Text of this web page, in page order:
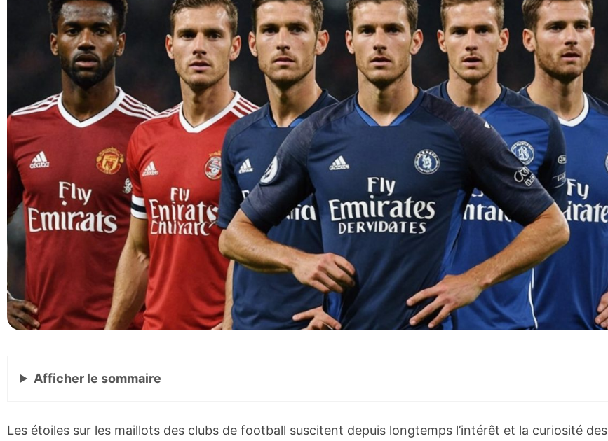
Afficher le sommaire
Les étoiles sur les maillots des clubs de football suscitent depuis longtemps l’intérêt et la curiosité des